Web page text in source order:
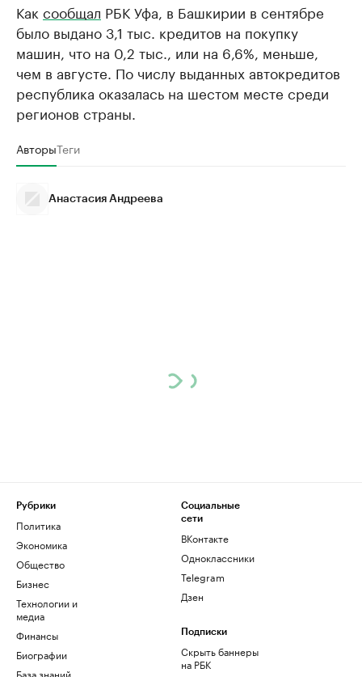
Как сообщал РБК Уфа, в Башкирии в сентябре
было выдано 3,1 тыс. кредитов на покупку
машин, что на 0,2 тыс., или на 6,6%, меньше,
чем в августе. По числу выданных автокредитов
республика оказалась на шестом месте среди
регионов страны.
АвторыТеги
Анастасия Андреева
Рубрики
Политика
Экономика
Общество
Бизнес
Технологии и
медиа
Финансы
Биографии
База знаний
Социальные
сети
ВКонтакте
Одноклассники
Telegram
Дзен
Подписки
Скрыть баннеры
на РБК